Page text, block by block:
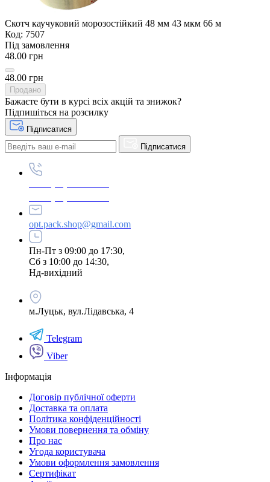
Скотч каучуковий морозостійкий 48 мм 43 мкм 66 м
Код: 7507
Під замовлення
48.00 грн
48.00 грн
Продано
Бажаєте бути в курсі всіх акцій та знижок?
Підпишіться на розсилку
Підписатися
Підписатися
opt.pack.shop@gmail.com
Пн-Пт з 09:00 до 17:30,
Сб з 10:00 до 14:30,
Нд-вихідний
м.Луцьк, вул.Лідавська, 4
Telegram
Viber
Інформація
Договір публічної оферти
Доставка та оплата
Політика конфіденційності
Умови повернення та обміну
Про нас
Угода користувача
Умови оформлення замовлення
Сертифікат